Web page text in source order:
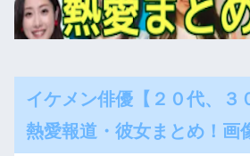
イケメン俳優【２０代、３
熱愛報道・彼女まとめ！画